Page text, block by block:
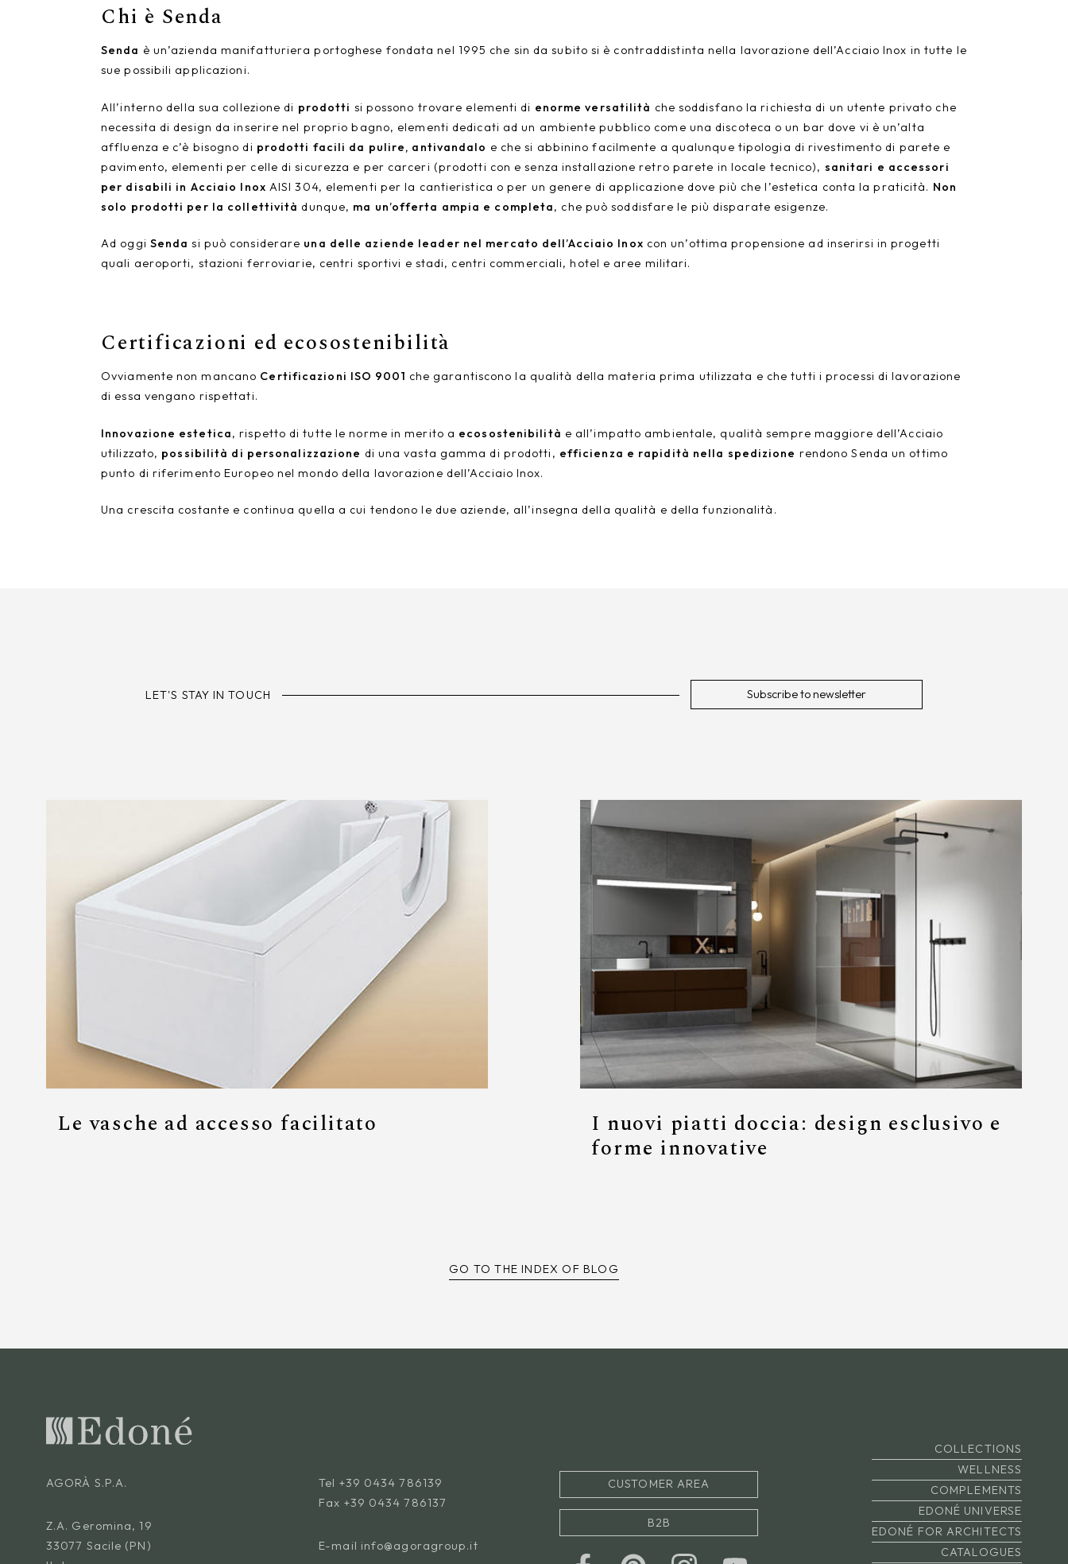
Chi è Senda
Senda è un’azienda manifatturiera portoghese fondata nel 1995 che sin da subito si è contraddistinta nella lavorazione dell’Acciaio Inox in tutte le
sue possibili applicazioni.
All’interno della sua collezione di prodotti si possono trovare elementi di enorme versatilità che soddisfano la richiesta di un utente privato che
necessita di design da inserire nel proprio bagno, elementi dedicati ad un ambiente pubblico come una discoteca o un bar dove vi è un’alta
affluenza e c’è bisogno di prodotti facili da pulire, antivandalo e che si abbinino facilmente a qualunque tipologia di rivestimento di parete e
pavimento, elementi per celle di sicurezza e per carceri (prodotti con e senza installazione retro parete in locale tecnico), sanitari e accessori
per disabili in Acciaio Inox AISI 304, elementi per la cantieristica o per un genere di applicazione dove più che l’estetica conta la praticità. Non
solo prodotti per la collettività dunque, ma un’offerta ampia e completa, che può soddisfare le più disparate esigenze.
Ad oggi Senda si può considerare una delle aziende leader nel mercato dell’Acciaio Inox con un’ottima propensione ad inserirsi in progetti
quali aeroporti, stazioni ferroviarie, centri sportivi e stadi, centri commerciali, hotel e aree militari.
Certificazioni ed ecosostenibilità
Ovviamente non mancano Certificazioni ISO 9001 che garantiscono la qualità della materia prima utilizzata e che tutti i processi di lavorazione
di essa vengano rispettati.
Innovazione estetica, rispetto di tutte le norme in merito a ecosostenibilità e all’impatto ambientale, qualità sempre maggiore dell’Acciaio
utilizzato, possibilità di personalizzazione di una vasta gamma di prodotti, efficienza e rapidità nella spedizione rendono Senda un ottimo
punto di riferimento Europeo nel mondo della lavorazione dell’Acciaio Inox.
Una crescita costante e continua quella a cui tendono le due aziende, all’insegna della qualità e della funzionalità.
LET'S STAY IN TOUCH Subscribe to newsletter
Le vasche ad accesso facilitato I nuovi piatti doccia: design esclusivo e
forme innovative
GO TO THE INDEX OF BLOG
COLLECTIONS
WELLNESS
COMPLEMENTS
EDONÉ UNIVERSE
EDONÉ FOR ARCHITECTS
CATALOGUES
AGORÀ S.P.A.
Z.A. Geromina, 19
33077 Sacile (PN)
Tel +39 0434 786139
Fax +39 0434 786137
E-mail info@agoragroup.it
CUSTOMER AREA
B2B